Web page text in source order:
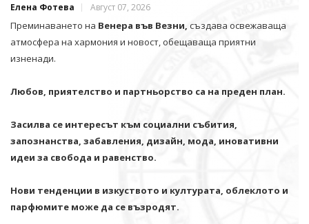
Елена Фотева Август 07, 2026
Преминаването на Венера във Везни, създава освежаваща
атмосфера на хармония и новост, обещаваща приятни
изненади.
Любов, приятелство и партньорство са на преден план.
Засилва се интересът към социални събития,
запознанства, забавления, дизайн, мода, иновативни
идеи за свобода и равенство.
Нови тенденции в изкуството и културата, облеклото и
парфюмите може да се възродят.